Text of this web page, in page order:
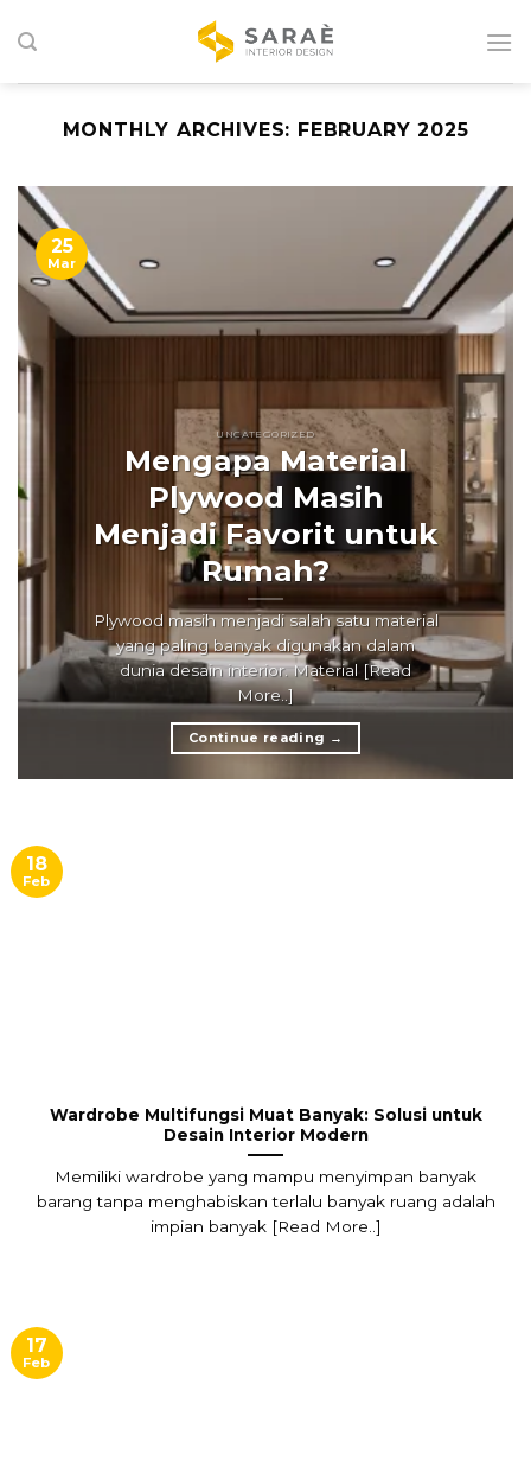
to
MONTHLY ARCHIVES: FEBRUARY 2025
UNCATEGORIZED
Mengapa Material
Plywood Masih
Menjadi Favorit untuk
Rumah?
Plywood masih menjadi salah satu material
yang paling banyak digunakan dalam
dunia desain interior. Material [Read
More..]
Continue reading →
25
Mar
Wardrobe Multifungsi Muat Banyak: Solusi untuk
Desain Interior Modern
Memiliki wardrobe yang mampu menyimpan banyak
barang tanpa menghabiskan terlalu banyak ruang adalah
impian banyak [Read More..]
18
Feb
17
Feb